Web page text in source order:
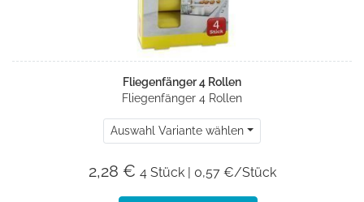
Fliegenfänger 4 Rollen
Fliegenfänger 4 Rollen
Auswahl Variante wählen
2,28 € 4 Stück | 0,57 €/Stück